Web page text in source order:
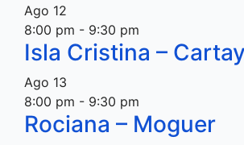
Ago 12
8:00 pm - 9:30 pm
Isla Cristina –
Ago 13
8:00 pm - 9:30 pm
Rociana – Moguer